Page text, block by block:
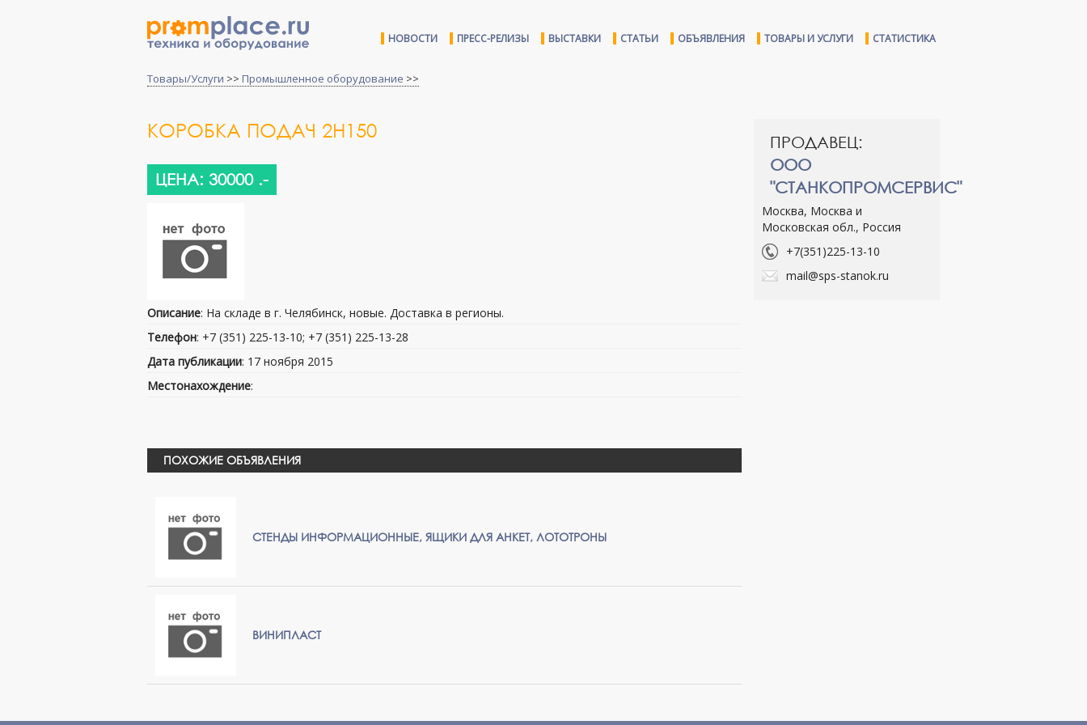
НОВОСТИ ПРЕСС-РЕЛИЗЫ ВЫСТАВКИ СТАТЬИ ОБЪЯВЛЕНИЯ ТОВАРЫ И УСЛУГИ СТАТИСТИКА
Товары/Услуги >> Промышленное оборудование >>
КОРОБКА ПОДАЧ 2Н150
ЦЕНА: 30000 .-
Описание: На складе в г. Челябинск, новые. Доставка в регионы.
Телефон: +7 (351) 225-13-10; +7 (351) 225-13-28
Дата публикации: 17 ноября 2015
Местонахождение:
ПОХОЖИЕ ОБЪЯВЛЕНИЯ
СТЕНДЫ ИНФОРМАЦИОННЫЕ, ЯЩИКИ ДЛЯ АНКЕТ, ЛОТОТРОНЫ
ВИНИПЛАСТ
ПРОДАВЕЦ:
ООО
"СТАНКОПРОМСЕРВИС"
Москва, Москва и
Московская обл., Россия
+7(351)225-13-10
mail@sps-stanok.ru